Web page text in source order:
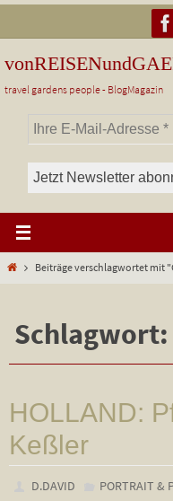
Inhalt
springen
travel gardens people - BlogMagazin
StartBeiträge verschlagwortet mit
Schlagwort:
HOLLAND:
Keßler
D.DAVID
PORTRAIT &